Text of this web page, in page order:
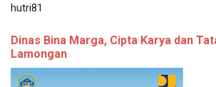
hutri81
Dinas Bina Marga, Cipta Karya dan
Lamongan